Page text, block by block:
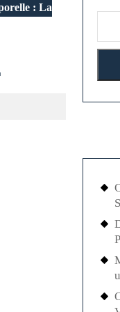
: La
Élégance
intemporelle